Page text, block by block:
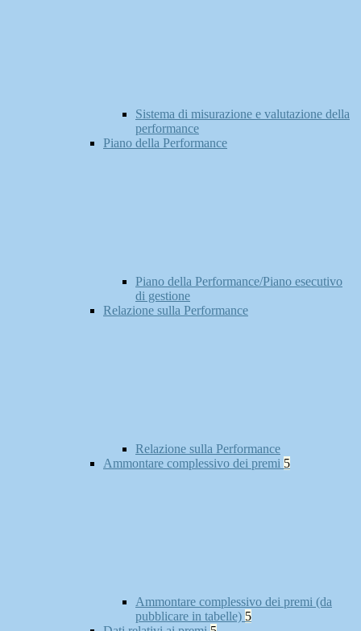
Sistema di misurazione e valutazione della
performance
Piano della Performance
Piano della Performance/Piano esecutivo
di gestione
Relazione sulla Performance
Relazione sulla Performance
Ammontare complessivo dei premi 5
Ammontare complessivo dei premi (da
pubblicare in tabelle) 5